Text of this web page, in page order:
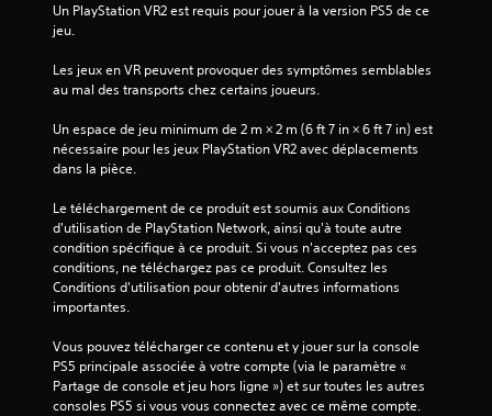
Un PlayStation VR2 est requis pour jouer à la version PS5 de ce
jeu.
Les jeux en VR peuvent provoquer des symptômes semblables
au mal des transports chez certains joueurs.
Un espace de jeu minimum de 2 m × 2 m (6 ft 7 in × 6 ft 7 in) est
nécessaire pour les jeux PlayStation VR2 avec déplacements
dans la pièce.
Le téléchargement de ce produit est soumis aux Conditions
d'utilisation de PlayStation Network, ainsi qu'à toute autre
condition spécifique à ce produit. Si vous n'acceptez pas ces
conditions, ne téléchargez pas ce produit. Consultez les
Conditions d'utilisation pour obtenir d'autres informations
importantes.
Vous pouvez télécharger ce contenu et y jouer sur la console
PS5 principale associée à votre compte (via le paramètre «
Partage de console et jeu hors ligne ») et sur toutes les autres
consoles PS5 si vous vous connectez avec ce même compte.